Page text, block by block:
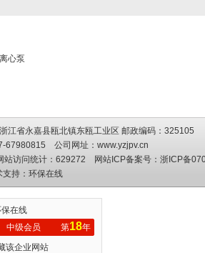
心泵
江省永嘉县瓯北镇东瓯工业区 邮政编码：325105
67980815 公司网址： www.yzjpv.cn
站访问统计：629272 网站ICP备案号： 浙ICP备
持： 环保在线
在线
中级会员
第18年
该企业网站